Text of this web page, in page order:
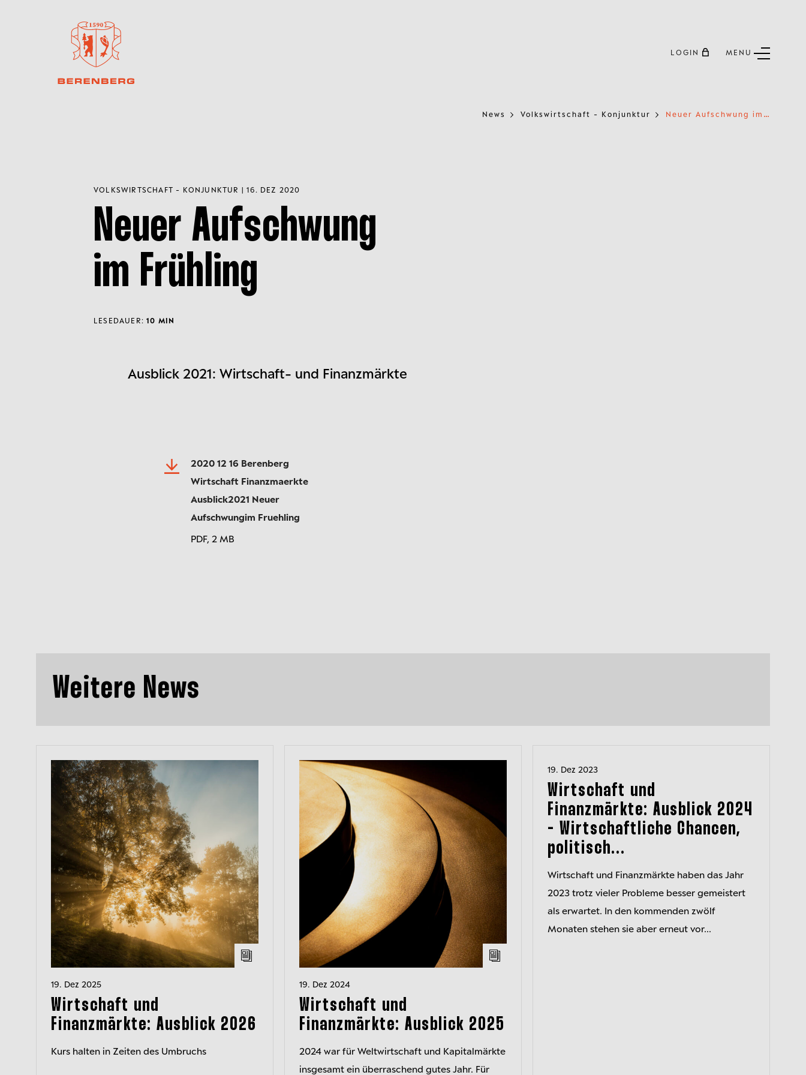
LOGIN MENU
News Volkswirtschaft - Konjunktur N
euer Aufschwung im Frühling
Ausblick 2021: Wirtschaft- und Finanzmärkte
VOLKSWIRTSCHAFT - KONJUNKTUR | 16. DEZ 2020
Neuer Aufschwung
im Frühling
LESEDAUER:10 MIN
2020 12 16 Berenberg
Wirtschaft Finanzmaerkte
Ausblick2021 Neuer
Aufschwungim Fruehling
PDF, 2 MB
Weitere News
19. Dez 2025
Wirtschaft und
Finanzmärkte: Ausblick 2026
Kurs halten in Zeiten des Umbruchs
19. Dez 2024
Wirtschaft und
Finanzmärkte: Ausblick 2025
2024 war für Weltwirtschaft und Kapitalmärkte
insgesamt ein überraschend gutes Jahr. Für
19. Dez 2023
Wirtschaft und
Finanzmärkte: Ausblick 2024
- Wirtschaftliche Chancen,
politisch...
Wirtschaft und Finanzmärkte haben das Jahr
2023 trotz vieler Probleme besser gemeistert
als erwartet. In den kommenden zwölf
Monaten stehen sie aber erneut vor...